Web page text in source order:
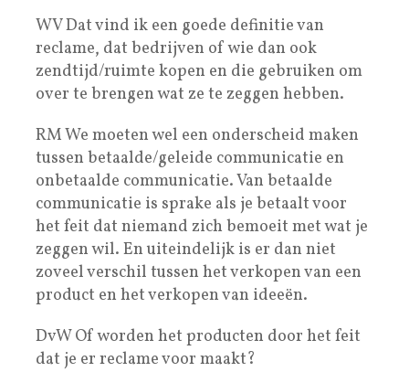
WV Dat vind ik een goede definitie van
reclame, dat bedrijven of wie dan ook
zendtijd/ruimte kopen en die gebruiken om
over te brengen wat ze te zeggen hebben.
RM We moeten wel een onderscheid maken
tussen betaalde/geleide communicatie en
onbetaalde communicatie. Van betaalde
communicatie is sprake als je betaalt voor
het feit dat niemand zich bemoeit met wat je
zeggen wil. En uiteindelijk is er dan niet
zoveel verschil tussen het verkopen van een
product en het verkopen van ideeën.
DvW Of worden het producten door het feit
dat je er reclame voor maakt?